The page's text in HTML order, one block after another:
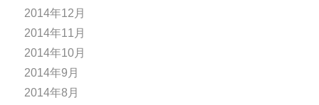
2014年12月
2014年11月
2014年10月
2014年9月
2014年8月